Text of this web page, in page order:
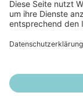
Unsere
IBC SOLAR